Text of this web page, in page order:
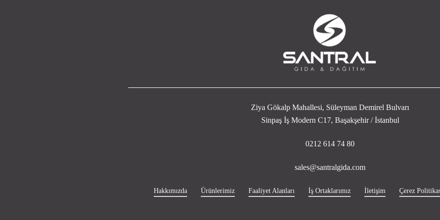
Ziya Gökalp Mahallesi, Süleyman Demirel Bulvarı
Sinpaş İş Modern C17, Başakşehir / İstanbul
0212 614 74 80
sales@santralgida.com
Hakkımızda Ürünlerimiz Faaliyet Alanları İş Ortaklarımız İletişim Çerez